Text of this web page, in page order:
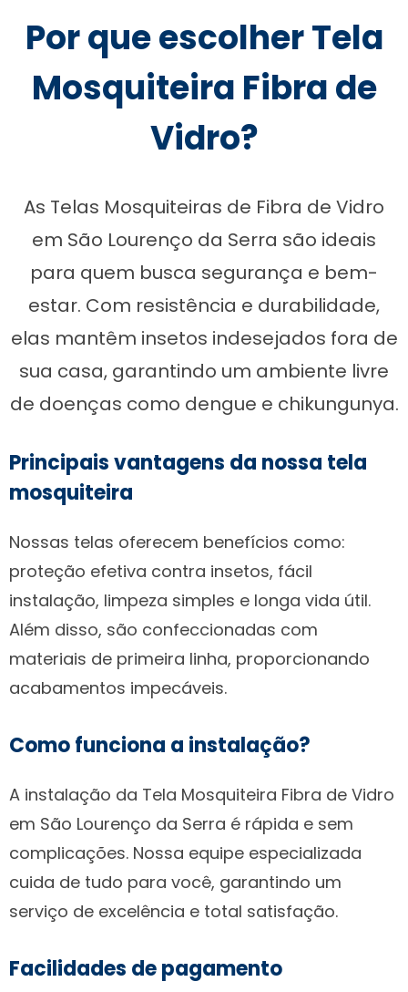
Por que escolher Tela
Mosquiteira Fibra de
Vidro?
As Telas Mosquiteiras de Fibra de Vidro
em São Lourenço da Serra são ideais
para quem busca segurança e bem-
estar. Com resistência e durabilidade,
elas mantêm insetos indesejados fora de
sua casa, garantindo um ambiente livre
de doenças como dengue e chikungunya.
Principais vantagens da nossa tela
mosquiteira
Nossas telas oferecem benefícios como:
proteção efetiva contra insetos, fácil
instalação, limpeza simples e longa vida útil.
Além disso, são confeccionadas com
materiais de primeira linha, proporcionando
acabamentos impecáveis.
Como funciona a instalação?
A instalação da Tela Mosquiteira Fibra de Vidro
em São Lourenço da Serra é rápida e sem
complicações. Nossa equipe especializada
cuida de tudo para você, garantindo um
serviço de excelência e total satisfação.
Facilidades de pagamento